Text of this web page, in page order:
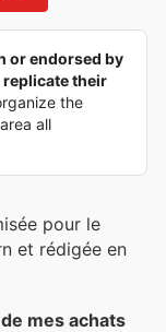
or endorsed by
replicate their
the
all
pour le
et rédigée en
mes achats